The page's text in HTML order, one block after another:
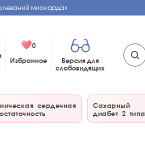
миокарда»
0
Избранное
Версия для
слабовидящих
сердечная
Сахарный
диабет 2 типа